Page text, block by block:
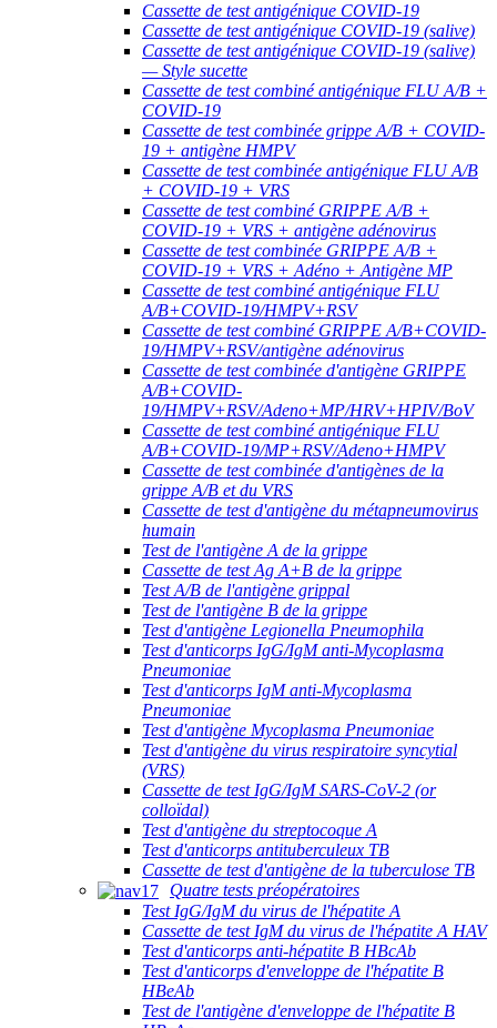
Cassette de test antigénique COVID-19
Cassette de test antigénique COVID-19 (salive)
Cassette de test antigénique COVID-19 (salive)
— Style sucette
Cassette de test combiné antigénique FLU A/B +
COVID-19
Cassette de test combinée grippe A/B + COVID-
19 + antigène HMPV
Cassette de test combinée antigénique FLU A/B
+ COVID-19 + VRS
Cassette de test combiné GRIPPE A/B +
COVID-19 + VRS + antigène adénovirus
Cassette de test combinée GRIPPE A/B +
COVID-19 + VRS + Adéno + Antigène MP
Cassette de test combiné antigénique FLU
A/B+COVID-19/HMPV+RSV
Cassette de test combiné GRIPPE A/B+COVID-
19/HMPV+RSV/antigène adénovirus
Cassette de test combinée d'antigène GRIPPE
A/B+COVID-
19/HMPV+RSV/Adeno+MP/HRV+HPIV/BoV
Cassette de test combiné antigénique FLU
A/B+COVID-19/MP+RSV/Adeno+HMPV
Cassette de test combinée d'antigènes de la
grippe A/B et du VRS
Cassette de test d'antigène du métapneumovirus
humain
Test de l'antigène A de la grippe
Cassette de test Ag A+B de la grippe
Test A/B de l'antigène grippal
Test de l'antigène B de la grippe
Test d'antigène Legionella Pneumophila
Test d'anticorps IgG/IgM anti-Mycoplasma
Pneumoniae
Test d'anticorps IgM anti-Mycoplasma
Pneumoniae
Test d'antigène Mycoplasma Pneumoniae
Test d'antigène du virus respiratoire syncytial
(VRS)
Cassette de test IgG/IgM SARS-CoV-2 (or
colloïdal)
Test d'antigène du streptocoque A
Test d'anticorps antituberculeux TB
Cassette de test d'antigène de la tuberculose TB
Quatre tests préopératoires
Test IgG/IgM du virus de l'hépatite A
Cassette de test IgM du virus de l'hépatite A HAV
Test d'anticorps anti-hépatite B HBcAb
Test d'anticorps d'enveloppe de l'hépatite B
HBeAb
Test de l'antigène d'enveloppe de l'hépatite B